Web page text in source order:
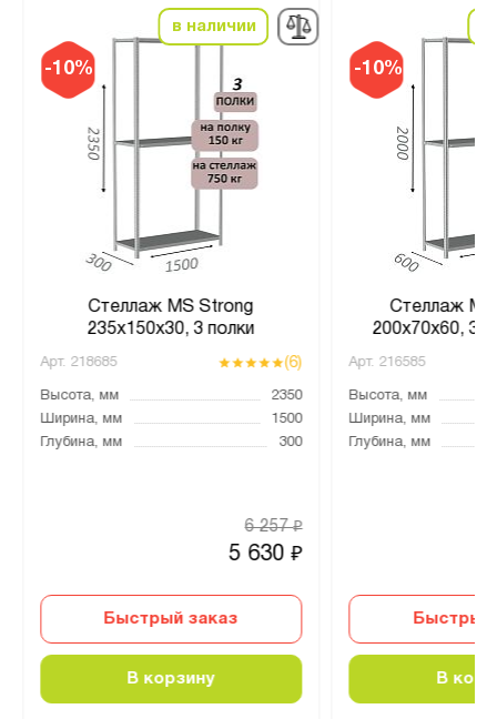
-10%
в наличии
Стеллаж MS Strong
235х150х30, 3 полки
Арт. 218685 (6)
Высота, мм
2350
Ширина, мм
1500
Глубина, мм
300
5 630₽
6 257₽
Быстрый заказ
В корзину
-10%
Стеллаж
200х70х60, 3
Арт. 216585
Высота, мм
Ширина, мм
Глубина, мм
Быстрый
В